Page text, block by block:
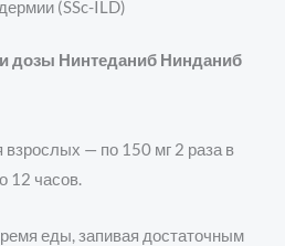
(SSc-ILD)
дозы Нинтеданиб Нинданиб
— по 150 мг 2 раза в
12 часов.
еды, запивая достаточным